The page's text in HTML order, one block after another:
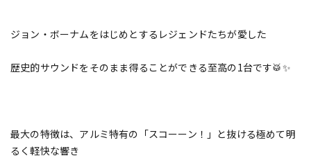
ジョン・ボーナムをはじめとするレジェンドたちが愛した
歴史的サウンドをそのまま得ることができる至高の1台です🥁✨
最大の特徴は、アルミ特有の「スコーーン！」と抜ける極めて明
るく軽快な響き